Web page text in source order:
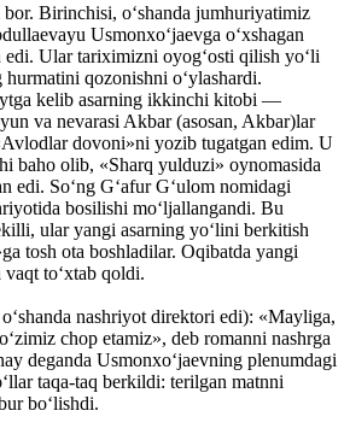
Birinchisi, o‘shanda jumhuriyatimiz
Usmonxo‘jaevga o‘xshagan
Ular tariximizni oyog‘osti qilish yo‘li
qozonishni o‘ylashardi.
kelib asarning ikkinchi kitobi —
va nevarasi Akbar (asosan, Akbar)lar
dovoni»ni yozib tugatgan edim. U
baho olib, «Sharq yulduzi» oynomasida
edi. So‘ng G‘afur G‘ulom nomidagi
bosilishi mo‘ljallangandi. Bu
ular yangi asarning yo‘lini berkitish
tosh ota boshladilar. Oqibatda yangi
to‘xtab qoldi.
nashriyot direktori edi): «Mayliga,
chop etamiz», deb romanni nashrga
deganda Usmonxo‘jaevning plenumdagi
taqa-taq berkildi: terilgan matnni
bo‘lishdi.